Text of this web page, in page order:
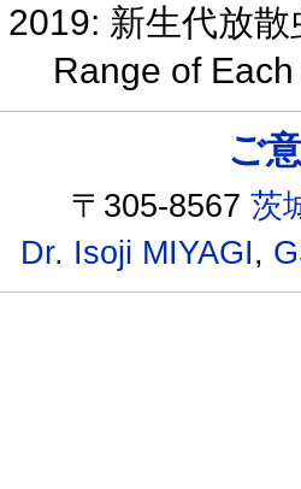
2019: 新生代放
Range of
ご
〒305-8567茨
Dr. Isoji MIYAGI,